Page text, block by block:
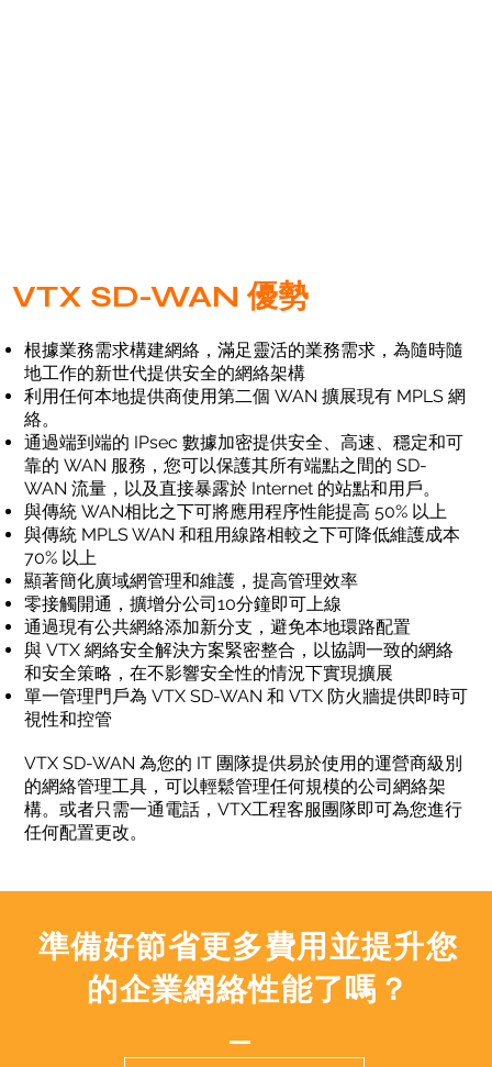
VTX SD-WAN 優勢
根據業務需求構建網絡，滿足靈活的業務需求，為隨時隨
地工作的新世代提供安全的網絡架構
利用任何本地提供商使用第二個 WAN 擴展現有 MPLS 網
絡。
通過端到端的 IPsec 數據加密提供安全、高速、穩定和可
靠的 WAN 服務，您可以保護其所有端點之間的 SD-
WAN 流量，以及直接暴露於 Internet 的站點和用戶。
與傳統 WAN相比之下可將應用程序性能提高 50% 以上
與傳統 MPLS WAN 和租用線路相較之下可降低維護成本
70% 以上
顯著簡化廣域網管理和維護，提高管理效率
零接觸開通，擴增分公司10分鐘即可上線
通過現有公共網絡添加新分支，避免本地環路配置
與 VTX 網絡安全解決方案緊密整合，以協調一致的網絡
和安全策略，在不影響安全性的情況下實現擴展
單一管理門戶為 VTX SD-WAN 和 VTX 防火牆提供即時可
視性和控管 ​​​
VTX SD-WAN 為您的 IT 團隊提供易於使用的運營商級別
的網絡管理工具，可以輕鬆管理任何規模的公司網絡架
構。或者只需一通電話，VTX工程客服團隊即可為您進行
任何配置更改。
準備好節省更多費用並提升您
的企業網絡性能了嗎？